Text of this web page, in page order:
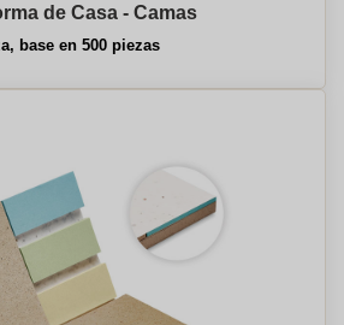
de Casa - Camas
base en 500 piezas